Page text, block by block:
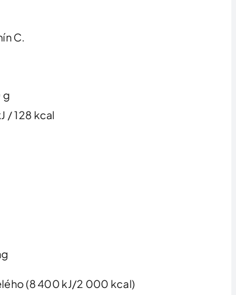
C.
g
/ 128 kcal
(8 400 kJ/2 000 kcal)